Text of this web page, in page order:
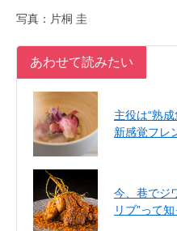
写真：片桐 圭
あわせて読みたい
主役は“熟
新感覚フレ
今、巷でジ
リブ”って